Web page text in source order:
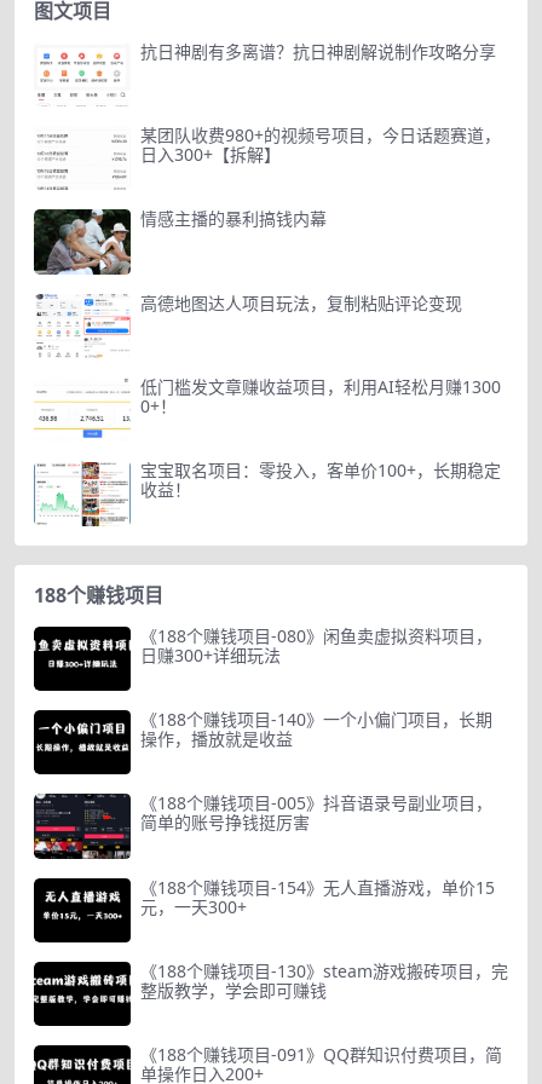
图文项目
抗日神剧有多离谱？抗日神剧解说制作攻略分享
某团队收费980+的视频号项目，今日话题赛道，
日入300+【拆解】
情感主播的暴利搞钱内幕
高德地图达人项目玩法，复制粘贴评论变现
低门槛发文章赚收益项目，利用AI轻松月赚1300
0+！
宝宝取名项目：零投入，客单价100+，长期稳定
收益！
188个赚钱项目
《188个赚钱项目-080》闲鱼卖虚拟资料项目，
日赚300+详细玩法
《188个赚钱项目-140》一个小偏门项目，长期
操作，播放就是收益
《188个赚钱项目-005》抖音语录号副业项目，
简单的账号挣钱挺厉害
《188个赚钱项目-154》无人直播游戏，单价15
元，一天300+
《188个赚钱项目-130》steam游戏搬砖项目，完
整版教学，学会即可赚钱
《188个赚钱项目-091》QQ群知识付费项目，简
单操作日入200+